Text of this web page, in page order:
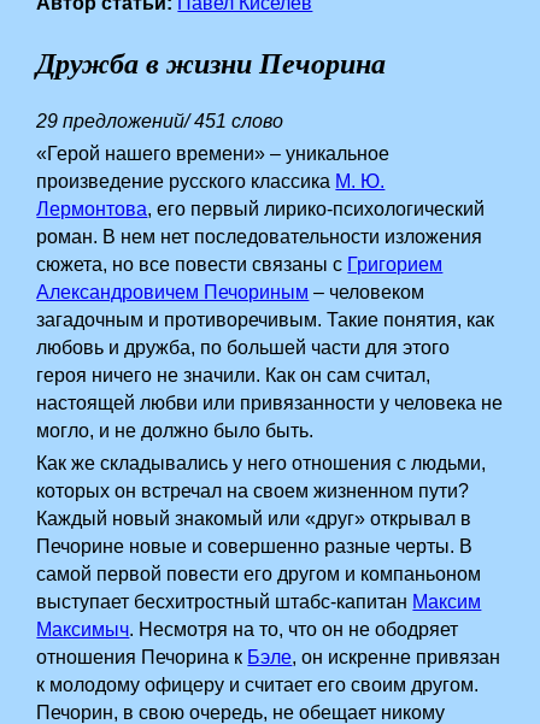
Дружба в жизни Печорина
29 предложений/ 451 слово
«Герой нашего времени» – уникальное
произведение русского классика М. Ю.
Лермонтова, его первый лирико-психологический
роман. В нем нет последовательности изложения
сюжета, но все повести связаны с Григорием
Александровичем Печориным – человеком
загадочным и противоречивым. Такие понятия, как
любовь и дружба, по большей части для этого
героя ничего не значили. Как он сам считал,
настоящей любви или привязанности у человека не
могло, и не должно было быть.
Как же складывались у него отношения с людьми,
которых он встречал на своем жизненном пути?
Каждый новый знакомый или «друг» открывал в
Печорине новые и совершенно разные черты. В
самой первой повести его другом и компаньоном
выступает бесхитростный штабс-капитан Максим
Максимыч. Несмотря на то, что он не ободряет
отношения Печорина к Бэле, он искренне привязан
к молодому офицеру и считает его своим другом.
Печорин, в свою очередь, не обещает никому